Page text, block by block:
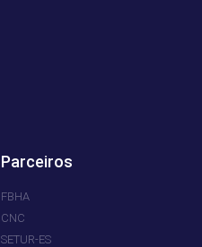
Parceiros
FBHA
CNC
SETUR-ES